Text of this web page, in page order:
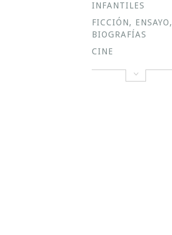
INFANTILES
FICCIÓN, ENSAYO,
BIOGRAFÍAS
CINE